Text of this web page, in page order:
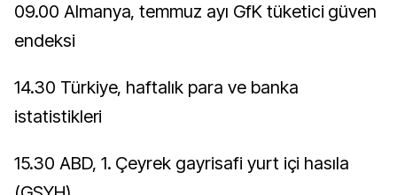
09.00 Almanya, temmuz ayı GfK tüketici güven
endeksi
14.30 Türkiye, haftalık para ve banka
istatistikleri
15.30 ABD, 1. Çeyrek gayrisafi yurt içi hasıla